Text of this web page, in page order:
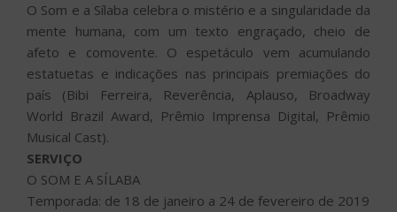
O Som e a Sílaba celebra o mistério e a singularidade da
mente humana, com um texto engraçado, cheio de
afeto e comovente. O espetáculo vem acumulando
estatuetas e indicações nas principais premiações do
país (Bibi Ferreira, Reverência, Aplauso, Broadway
World Brazil Award, Prêmio Imprensa Digital, Prêmio
Musical Cast).
SERVIÇO
O SOM E A SÍLABA
Temporada: de 18 de janeiro a 24 de fevereiro de 2019